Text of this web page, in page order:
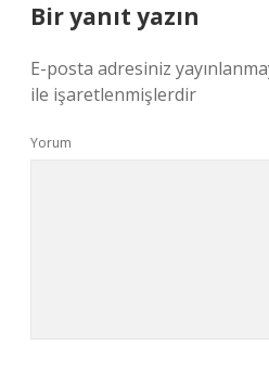
Bir yanıt yazın
E-posta adresiniz
ile işaretlenmişlerdir
Yorum